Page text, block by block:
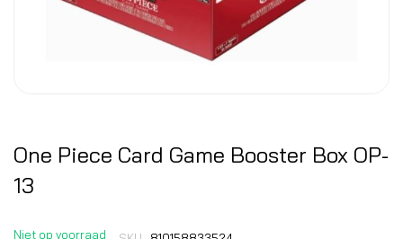
One Piece Card Game Booster Box OP-
13
Niet op voorraad